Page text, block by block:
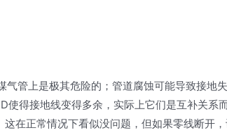
管上是极其危险的；管道腐蚀可能导致接地失
使得接地线变得多余，实际上它们是互补关系
在正常情况下看似没问题，但如果零线断开